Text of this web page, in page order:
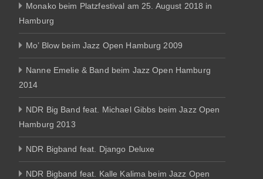
Monako beim Platzfestival am 25. August 2018 in
Hamburg
Mo’ Blow beim Jazz Open Hamburg 2009
Nanne Emelie & Band beim Jazz Open Hamburg
2014
NDR Big Band feat. Michael Gibbs beim Jazz Open
Hamburg 2013
NDR Bigband feat. Django Deluxe
NDR Bigband feat. Kalle Kalima beim Jazz Open